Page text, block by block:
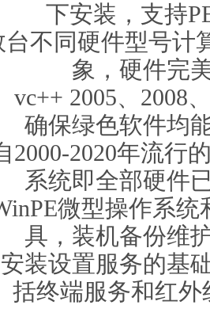
下安装，支持
台不同硬件型号计
象，硬件完
vc++ 2005、2008
确保绿色软件均
2000-2020年流行
系统即全部硬件
微型操作系
具，装机备份维
装设置服务的基
括终端服务和红